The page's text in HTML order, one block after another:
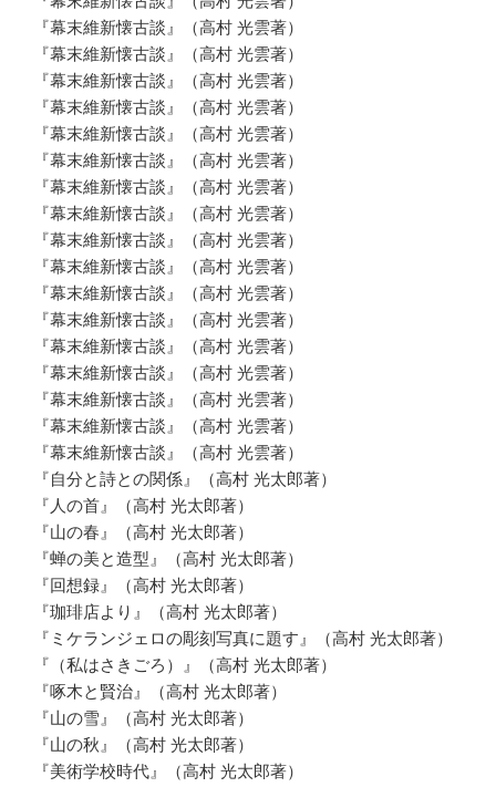
『幕末維新懐古談』（高村 光雲著）
『幕末維新懐古談』（高村 光雲著）
『幕末維新懐古談』（高村 光雲著）
『幕末維新懐古談』（高村 光雲著）
『幕末維新懐古談』（高村 光雲著）
『幕末維新懐古談』（高村 光雲著）
『幕末維新懐古談』（高村 光雲著）
『幕末維新懐古談』（高村 光雲著）
『幕末維新懐古談』（高村 光雲著）
『幕末維新懐古談』（高村 光雲著）
『幕末維新懐古談』（高村 光雲著）
『幕末維新懐古談』（高村 光雲著）
『幕末維新懐古談』（高村 光雲著）
『幕末維新懐古談』（高村 光雲著）
『幕末維新懐古談』（高村 光雲著）
『幕末維新懐古談』（高村 光雲著）
『幕末維新懐古談』（高村 光雲著）
『自分と詩との関係』（高村 光太郎著）
『人の首』（高村 光太郎著）
『山の春』（高村 光太郎著）
『蝉の美と造型』（高村 光太郎著）
『回想録』（高村 光太郎著）
『珈琲店より』（高村 光太郎著）
『ミケランジェロの彫刻写真に題す』（高村 光太郎著）
『（私はさきごろ）』（高村 光太郎著）
『啄木と賢治』（高村 光太郎著）
『山の雪』（高村 光太郎著）
『山の秋』（高村 光太郎著）
『美術学校時代』（高村 光太郎著）